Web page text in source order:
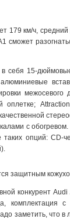
179 км/ч, средний
сможет
себя 15-
межосевого
оплетке;
с обогревом.
таких опций: CD-
защитным
конкурент
с
заметить, что в